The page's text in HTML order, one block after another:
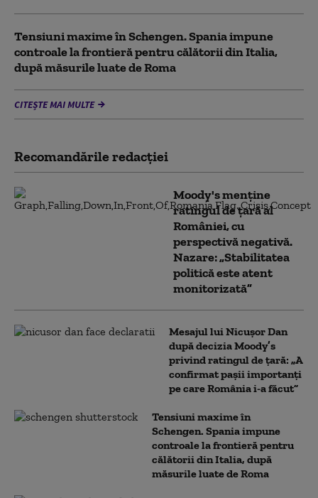
Tensiuni maxime în Schengen. Spania impune
controale la frontieră pentru călătorii din Italia,
după măsurile luate de Roma
CITEȘTE MAI MULTE
Recomandările redacţiei
Moody's menține
ratingul de țară al
României, cu
perspectivă negativă.
Nazare: „Stabilitatea
politică este atent
monitorizată”
Mesajul lui Nicușor Dan
după decizia Moody’s
privind ratingul de țară: „A
confirmat pașii importanți
pe care România i-a făcut”
Tensiuni maxime în
Schengen. Spania impune
controale la frontieră pentru
călătorii din Italia, după
măsurile luate de Roma